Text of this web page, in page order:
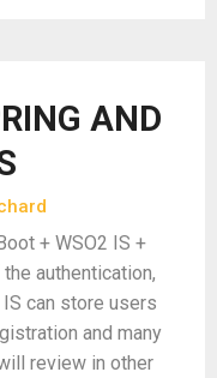
AND
+ WSO2 IS +
authentication,
can store users
and many
review in other